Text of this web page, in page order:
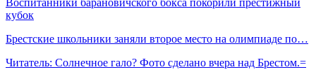
кубок
Брестские школьники заняли второе место на олимпиаде по…
Читатель: Солнечное гало? Фото сделано вчера над Брестом.=